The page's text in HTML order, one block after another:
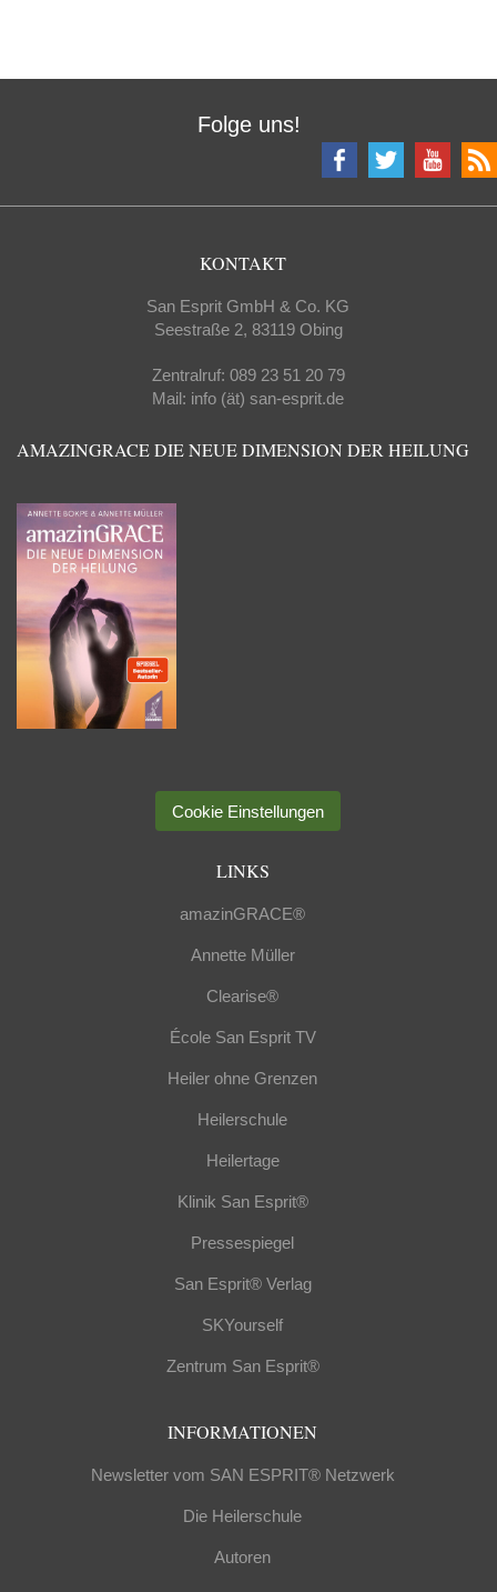
Folge uns!
KONTAKT
San Esprit GmbH & Co. KG
Seestraße 2, 83119 Obing
Zentralruf: 089 23 51 20 79
Mail: info (ät) san-esprit.de
AMAZINGRACE DIE NEUE DIMENSION DER HEILUNG
Cookie Einstellungen
LINKS
amazinGRACE®
Annette Müller
Clearise®
École San Esprit TV
Heiler ohne Grenzen
Heilerschule
Heilertage
Klinik San Esprit®
Pressespiegel
San Esprit® Verlag
SKYourself
Zentrum San Esprit®
INFORMATIONEN
Newsletter vom SAN ESPRIT® Netzwerk
Die Heilerschule
Autoren